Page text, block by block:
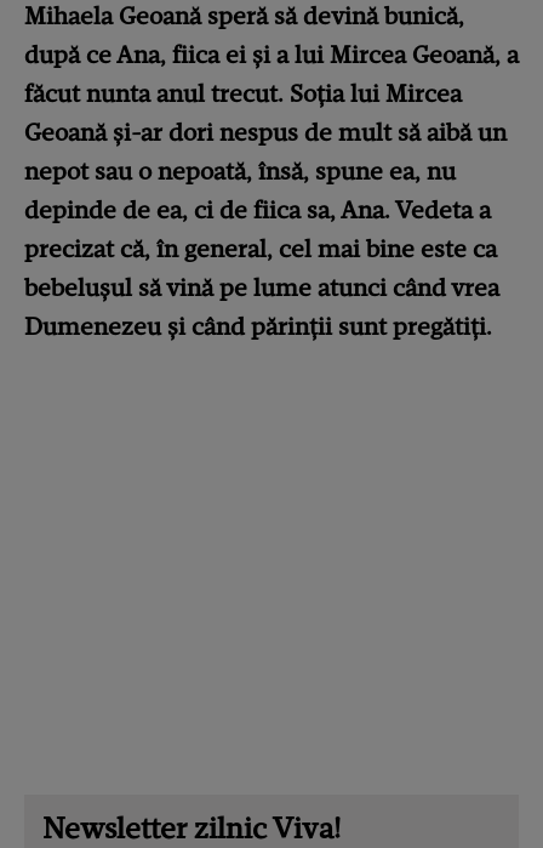
Mihaela Geoană speră să devină bunică,
după ce Ana, fiica ei și a lui Mircea Geoană, a
făcut nunta anul trecut. Soția lui Mircea
Geoană și-ar dori nespus de mult să aibă un
nepot sau o nepoată, însă, spune ea, nu
depinde de ea, ci de fiica sa, Ana. Vedeta a
precizat că, în general, cel mai bine este ca
bebelușul să vină pe lume atunci când vrea
Dumenezeu și când părinții sunt pregătiți.
Newsletter zilnic Viva!